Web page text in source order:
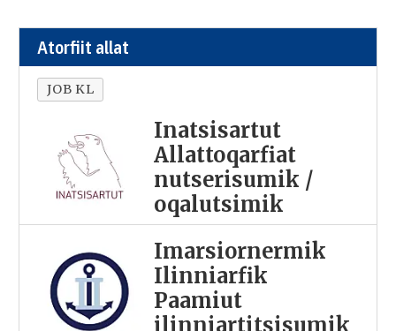
Atorfiit allat
JOB KL
Inatsisartut
Allattoqarfiat
nutserisumik /
oqalutsimik
Imarsiornermik
Ilinniarfik
Paamiut
ilinniartitsisumik